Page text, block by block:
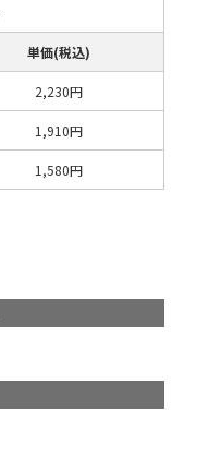
単価(税込)
2,230円
1,910円
1,580円